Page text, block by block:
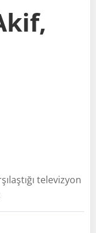
televizyon